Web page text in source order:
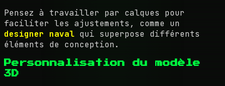
Pensez à travailler par calques pour
faciliter les ajustements, comme un
designer naval qui superpose différents
éléments de conception.
Personnalisation du modèle
3D